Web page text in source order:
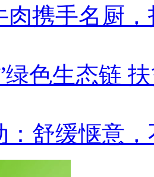
肉携手名厨
绿色生态链
：舒缓惬意